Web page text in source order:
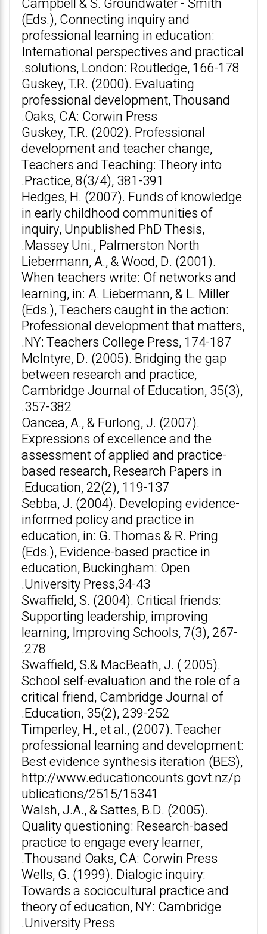
(Eds.), Connecting inquiry and
professional learning in education:
International perspectives and practical
solutions, London: Routledge, 166-178.
Guskey, T.R. (2000). Evaluating
professional development, Thousand
Oaks, CA: Corwin Press.
Guskey, T.R. (2002). Professional
development and teacher change,
Teachers and Teaching: Theory into
Practice, 8(3/4), 381-391.
Hedges, H. (2007). Funds of knowledge
in early childhood communities of
inquiry, Unpublished PhD Thesis,
Massey Uni., Palmerston North.
Liebermann, A., & Wood, D. (2001).
When teachers write: Of networks and
learning, in: A. Liebermann, & L. Miller
(Eds.), Teachers caught in the action:
Professional development that matters,
NY: Teachers College Press, 174-187.
McIntyre, D. (2005). Bridging the gap
between research and practice,
Cambridge Journal of Education, 35(3),
357-382.
Oancea, A., & Furlong, J. (2007).
Expressions of excellence and the
assessment of applied and practice-
based research, Research Papers in
Education, 22(2), 119-137.
Sebba, J. (2004). Developing evidence-
informed policy and practice in
education, in: G. Thomas & R. Pring
(Eds.), Evidence-based practice in
education, Buckingham: Open
University Press,34-43.
Swaffield, S. (2004). Critical friends:
Supporting leadership, improving
learning, Improving Schools, 7(3), 267-
278.
Swaffield, S.& MacBeath, J. ( 2005).
School self-evaluation and the role of a
critical friend, Cambridge Journal of
Education, 35(2), 239-252.
Timperley, H., et al., (2007). Teacher
professional learning and development:
Best evidence synthesis iteration (BES),
http://www.educationcounts.govt.nz/p
ublications/2515/15341
Walsh, J.A., & Sattes, B.D. (2005).
Quality questioning: Research-based
practice to engage every learner,
Thousand Oaks, CA: Corwin Press.
Wells, G. (1999). Dialogic inquiry:
Towards a sociocultural practice and
theory of education, NY: Cambridge
University Press.